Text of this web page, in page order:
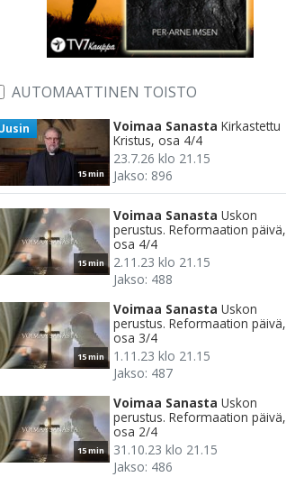
AUTOMAATTINEN TOISTO
15 min
Voimaa Sanasta Kirkastettu
Kristus, osa 4/4
23.7.26 klo 21.15
Jakso: 896
15 min
Voimaa Sanasta Uskon
perustus. Reformaation päivä,
osa 4/4
2.11.23 klo 21.15
Jakso: 488
15 min
Voimaa Sanasta Uskon
perustus. Reformaation päivä,
osa 3/4
1.11.23 klo 21.15
Jakso: 487
15 min
Voimaa Sanasta Uskon
perustus. Reformaation päivä,
osa 2/4
31.10.23 klo 21.15
Jakso: 486